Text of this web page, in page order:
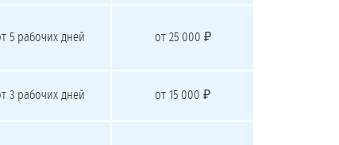
5 рабочих дней от 25 000 ₽
3 рабочих дней от 15 000 ₽